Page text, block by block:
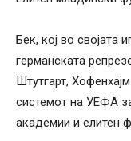
Бек, кој во својата
германската
Штутгарт,
системот на УЕФА
академии и елитен